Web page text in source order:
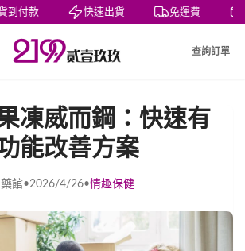
付款 快速出貨 免運費
查詢訂單
凍威而鋼：快速有
能改善方案
館•2026/4/26•情趣保健